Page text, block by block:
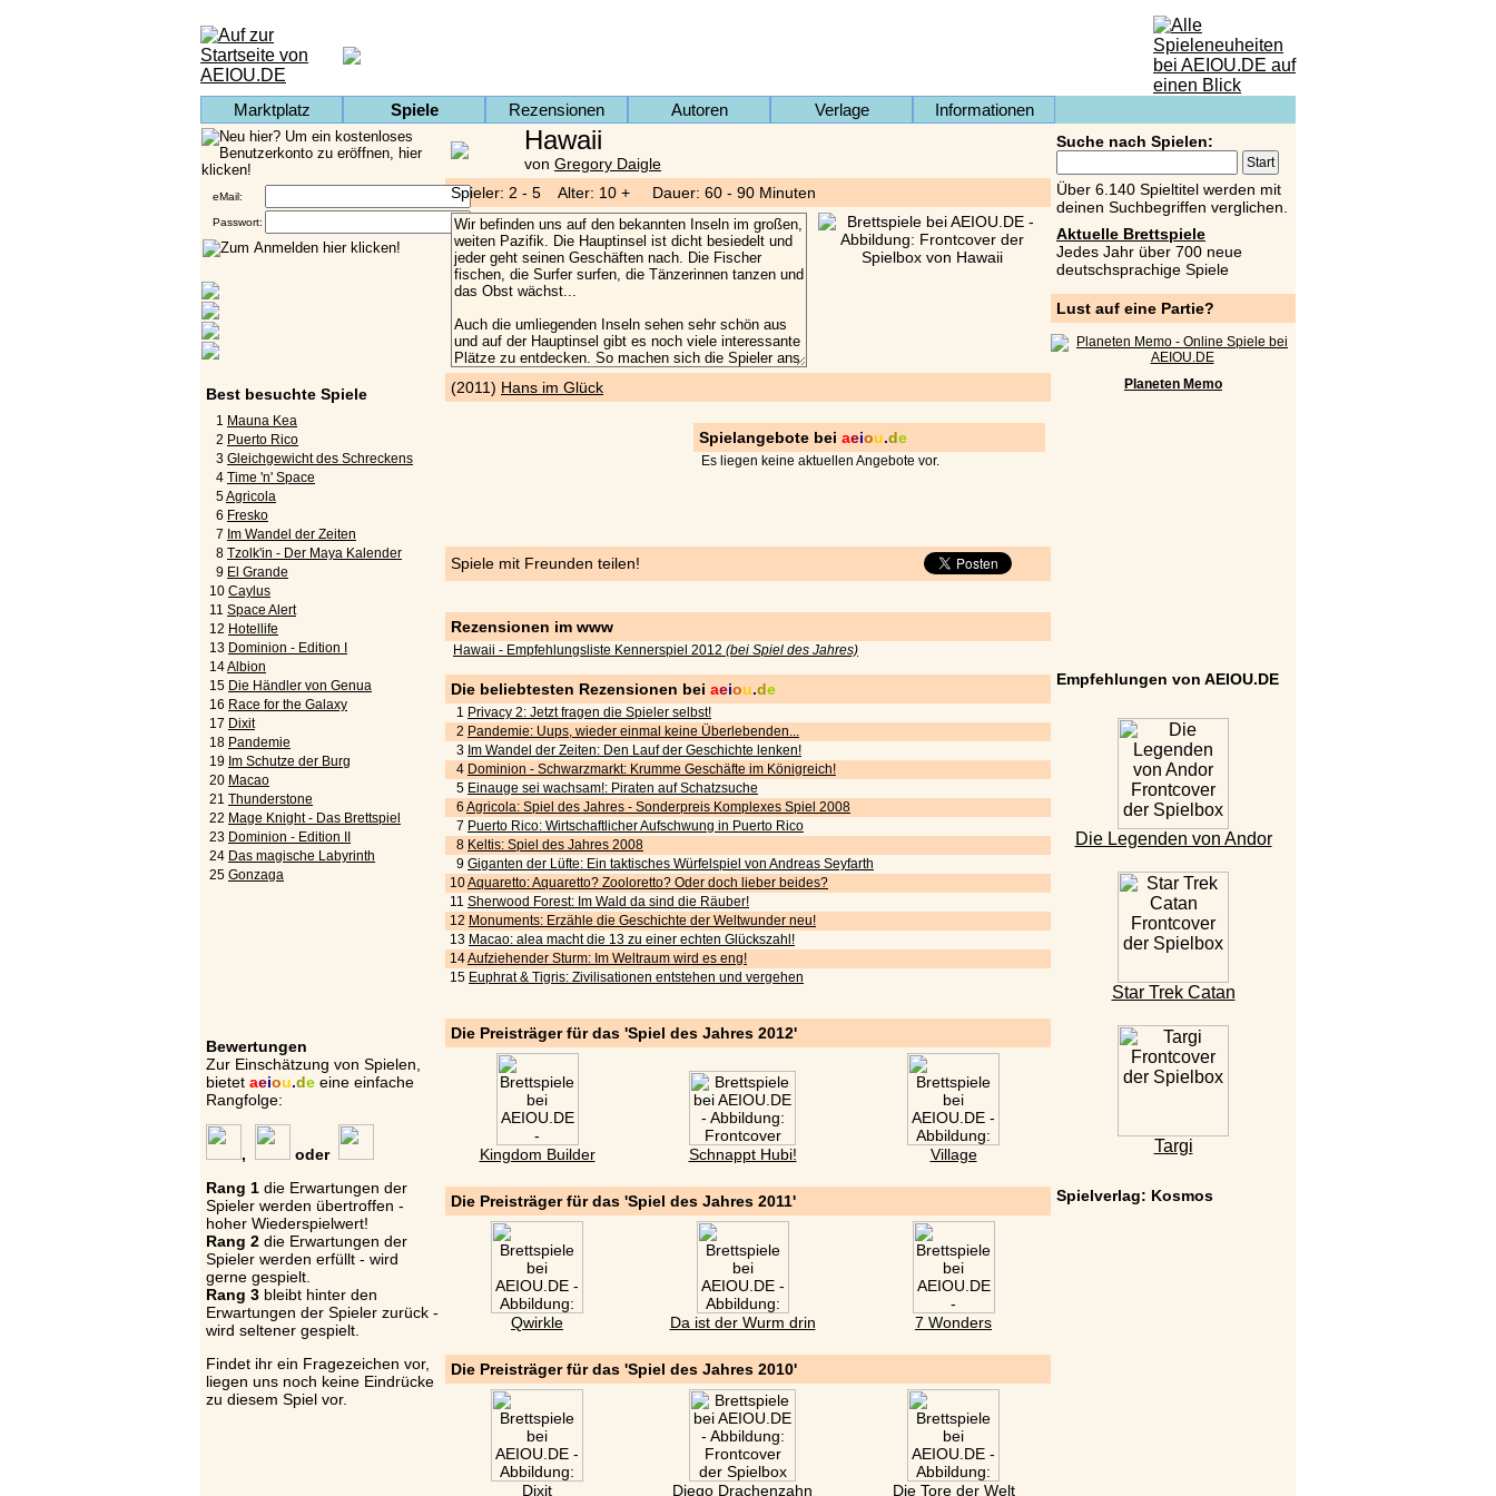
Marktplatz Spiele Rezensionen Autoren Verlage Informationen
eMail:
Passwort:
Best besuchte Spiele
1 Mauna Kea
2 Puerto Rico
3 Gleichgewicht des Schreckens
4 Time 'n' Space
5Agricola
6 Fresko
7 Im Wandel der Zeiten
8 Tzolk'in - Der Maya Kalender
9 El Grande
10 Caylus
11 Space Alert
12 Hotellife
13 Dominion - Edition I
14Albion
15 Die Händler von Genua
16 Race for the Galaxy
17 Dixit
18 Pandemie
19 Im Schutze der Burg
20 Macao
21 Thunderstone
22 Mage Knight - Das Brettspiel
23 Dominion - Edition II
24 Das magische Labyrinth
25 Gonzaga
Bewertungen
Zur Einschätzung von Spielen,
bietet aeiou.de eine einfache
Rangfolge:
,
oder
Rang 1 die Erwartungen der
Spieler werden übertroffen -
hoher Wiederspielwert!
Rang 2 die Erwartungen der
Spieler werden erfüllt - wird
gerne gespielt.
Rang 3 bleibt hinter den
Erwartungen der Spieler zurück -
wird seltener gespielt.
Findet ihr ein Fragezeichen vor,
liegen uns noch keine Eindrücke
zu diesem Spiel vor.
Suche nach Spielen:
Über 6.140 Spieltitel werden mit
deinen Suchbegriffen verglichen.
Aktuelle Brettspiele
Jedes Jahr über 700 neue
deutschsprachige Spiele
Lust auf eine Partie?
Planeten Memo
Empfehlungen von AEIOU.DE
Die Legenden von Andor
Star Trek Catan
Targi
Spielverlag: Kosmos
Hawaii
von Gregory Daigle
Spieler: 2 - 5 Alter: 10 + Dauer: 60 - 90 Minuten
(2011) Hans im Glück
Spielangebote bei aeiou.de
Es liegen keine aktuellen Angebote vor.
Spiele mit Freunden teilen!
Rezensionen im www
Hawaii - Empfehlungsliste Kennerspiel 2012 (bei Spiel des Jahres)
Die beliebtesten Rezensionen bei aeiou.de
1 Privacy 2: Jetzt fragen die Spieler selbst!
2 Pandemie: Uups, wieder einmal keine Überlebenden...
3 Im Wandel der Zeiten: Den Lauf der Geschichte lenken!
4 Dominion - Schwarzmarkt: Krumme Geschäfte im Königreich!
5 Einauge sei wachsam!: Piraten auf Schatzsuche
6 Agricola: Spiel des Jahres - Sonderpreis Komplexes Spiel 2008
7 Puerto Rico: Wirtschaftlicher Aufschwung in Puerto Rico
8 Keltis: Spiel des Jahres 2008
9 Giganten der Lüfte: Ein taktisches Würfelspiel von Andreas Seyfarth
10Aquaretto: Aquaretto? Zooloretto? Oder doch lieber beides?
11 Sherwood Forest: Im Wald da sind die Räuber!
12 Monuments: Erzähle die Geschichte der Weltwunder neu!
13 Macao: alea macht die 13 zu einer echten Glückszahl!
14Aufziehender Sturm: Im Weltraum wird es eng!
15 Euphrat & Tigris: Zivilisationen entstehen und vergehen
Die Preisträger für das 'Spiel des Jahres 2012'
Kingdom Builder Schnappt Hubi! Village
Die Preisträger für das 'Spiel des Jahres 2011'
Qwirkle Da ist der Wurm drin 7 Wonders
Die Preisträger für das 'Spiel des Jahres 2010'
Dixit Diego Drachenzahn Die Tore der Welt